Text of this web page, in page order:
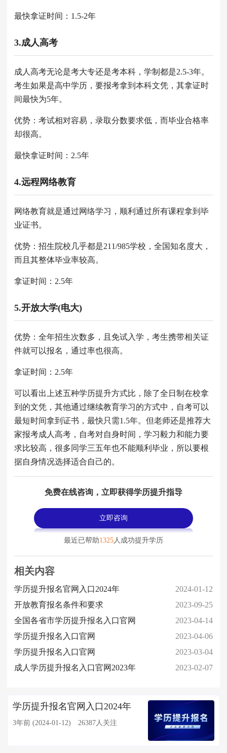
最快拿证时间：1.5-2年
3.成人高考
成人高考无论是考大专还是考本科，学制都是2.5-3年。
考生如果是高中学历，要报考拿到本科文凭，其拿证时
间最快为5年。
优势：考试相对容易，录取分数要求低，而毕业合格率
却很高。
最快拿证时间：2.5年
4.远程网络教育
网络教育就是通过网络学习，顺利通过所有课程拿到毕
业证书。
优势：招生院校几乎都是211/985学校，全国知名度大，
而且其整体毕业率较高。
拿证时间：2.5年
5.开放大学(电大)
优势：全年招生次数多，且免试入学，考生携带相关证
件就可以报名，通过率也很高。
拿证时间：2.5年
可以看出上述五种学历提升方式比，除了全日制在校拿
到的文凭，其他通过继续教育学习的方式中，自考可以
最短时间拿到证书，最快只需1.5年。但老师还是推荐大
家报考成人高考，自考对自身时间，学习毅力和能力要
求比较高，很多同学三五年也不能顺利毕业，所以要根
据自身情况选择适合自己的。
免费在线咨询，立即获得学历提升指导
立即咨询
最近已帮助1325人成功提升学历
相关内容
学历提升报名官网入口2024年
2024-01-12
开放教育报名条件和要求
2023-09-25
全国各省市学历提升报名入口官网
2023-04-14
学历提升报名入口官网
2023-04-06
学历提升报名入口官网
2023-03-04
成人学历提升报名入口官网2023年
2023-02-07
学历提升报名官网入口2024年
3年前 (2024-01-12) 26387人关注